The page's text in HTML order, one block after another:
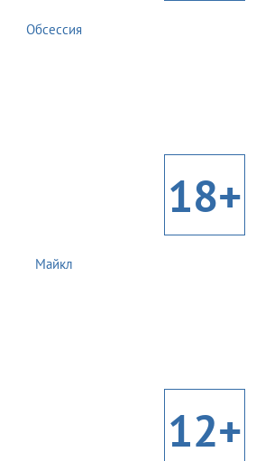
Обсессия
18+
Майкл
12+